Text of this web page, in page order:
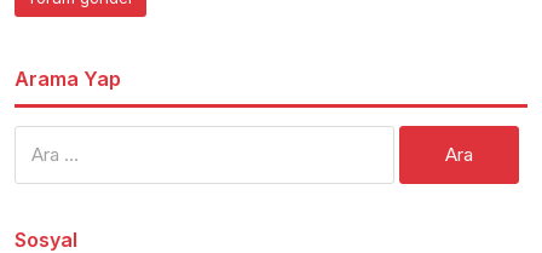
Arama Yap
Sosyal